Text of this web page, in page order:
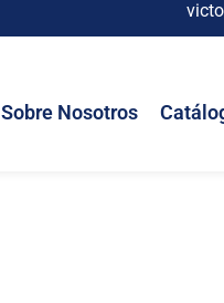
Sobre Nosotros